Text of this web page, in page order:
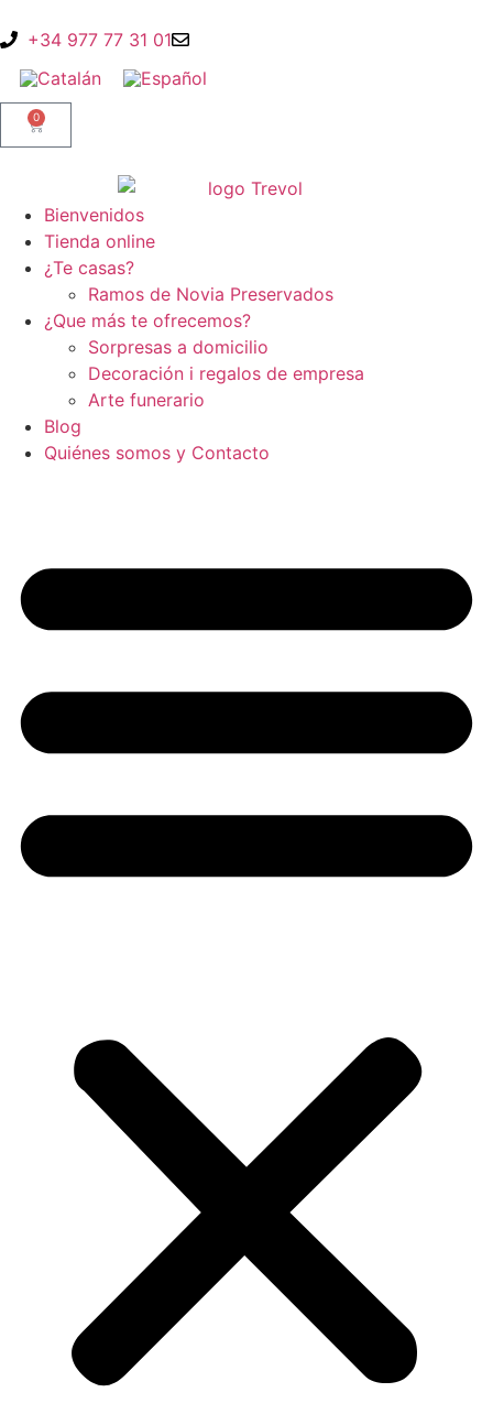
+34 977 77 31 01
0
Bienvenidos
Tienda online
¿Te casas?
Ramos de Novia Preservados
¿Que más te ofrecemos?
Sorpresas a domicilio
Decoración i regalos de empresa
Arte funerario
Blog
Quiénes somos y Contacto